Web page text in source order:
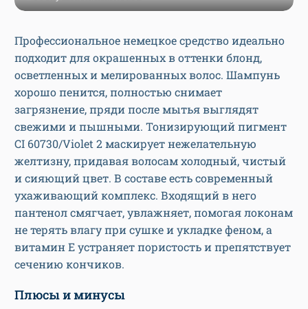
Профессиональное немецкое средство идеально
подходит для окрашенных в оттенки блонд,
осветленных и мелированных волос. Шампунь
хорошо пенится, полностью снимает
загрязнение, пряди после мытья выглядят
свежими и пышными. Тонизирующий пигмент
CI 60730/Violet 2 маскирует нежелательную
желтизну, придавая волосам холодный, чистый
и сияющий цвет. В составе есть современный
ухаживающий комплекс. Входящий в него
пантенол смягчает, увлажняет, помогая локонам
не терять влагу при сушке и укладке феном, а
витамин Е устраняет пористость и препятствует
сечению кончиков.
Плюсы и минусы